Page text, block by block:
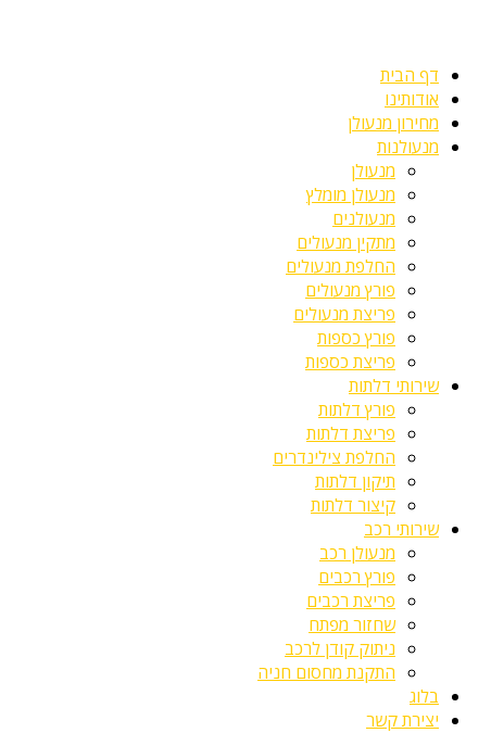
דף הבית
אודותינו
מחירון מנעולן
מנעולנות
מנעולן
מנעולן מומלץ
מנעולנים
מתקין מנעולים
החלפת מנעולים
פורץ מנעולים
פריצת מנעולים
פורץ כספות
פריצת כספות
שירותי דלתות
פורץ דלתות
פריצת דלתות
החלפת צילינדרים
תיקון דלתות
קיצור דלתות
שירותי רכב
מנעולן רכב
פורץ רכבים
פריצת רכבים
שחזור מפתח
ניתוק קודן לרכב
התקנת מחסום חניה
בלוג
יצירת קשר